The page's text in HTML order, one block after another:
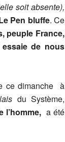
soit absente),
Pen bluffe. Ce
peuple France,
de nous
ce dimanche à
du Système,
l’homme, a été